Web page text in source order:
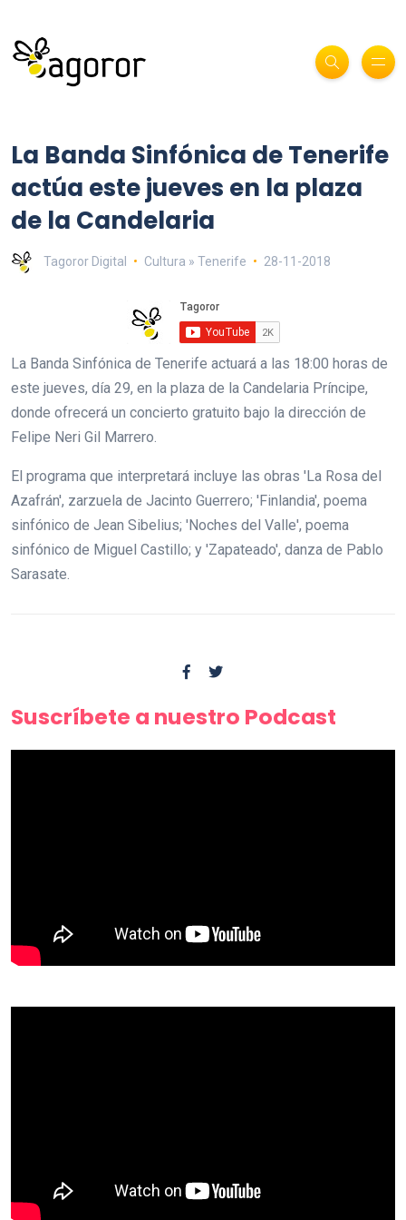
La Banda Sinfónica de Tenerife
actúa este jueves en la plaza
de la Candelaria
Tagoror Digital Cultura » Tenerife 28-11-2018
La Banda Sinfónica de Tenerife actuará a las 18:00 horas de
este jueves, día 29, en la plaza de la Candelaria Príncipe,
donde ofrecerá un concierto gratuito bajo la dirección de
Felipe Neri Gil Marrero.
El programa que interpretará incluye las obras 'La Rosa del
Azafrán', zarzuela de Jacinto Guerrero; 'Finlandia', poema
sinfónico de Jean Sibelius; 'Noches del Valle', poema
sinfónico de Miguel Castillo; y 'Zapateado', danza de Pablo
Sarasate.
Suscríbete a nuestro Podcast